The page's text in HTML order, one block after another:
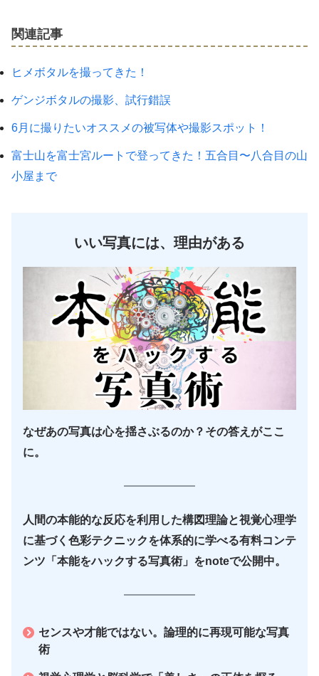
関連記事
ヒメボタルを撮ってきた！
ゲンジボタルの撮影、試行錯誤
6月に撮りたいオススメの被写体や撮影スポット！
富士山を富士宮ルートで登ってきた！五合目〜八合目の山
小屋まで
いい写真には、理由がある
なぜあの写真は心を揺さぶるのか？その答えがここ
に。
人間の本能的な反応を利用した構図理論と視覚心理学
に基づく色彩テクニックを体系的に学べる有料コンテ
ンツ「本能をハックする写真術」をnoteで公開中。
センスや才能ではない。論理的に再現可能な写真
術